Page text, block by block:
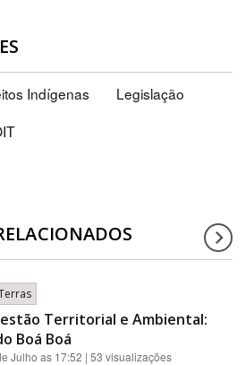
Indígenas
Legislação
Territorial e Ambiental:
Boá Boá
Julho as 17:52 | 53 visualizações